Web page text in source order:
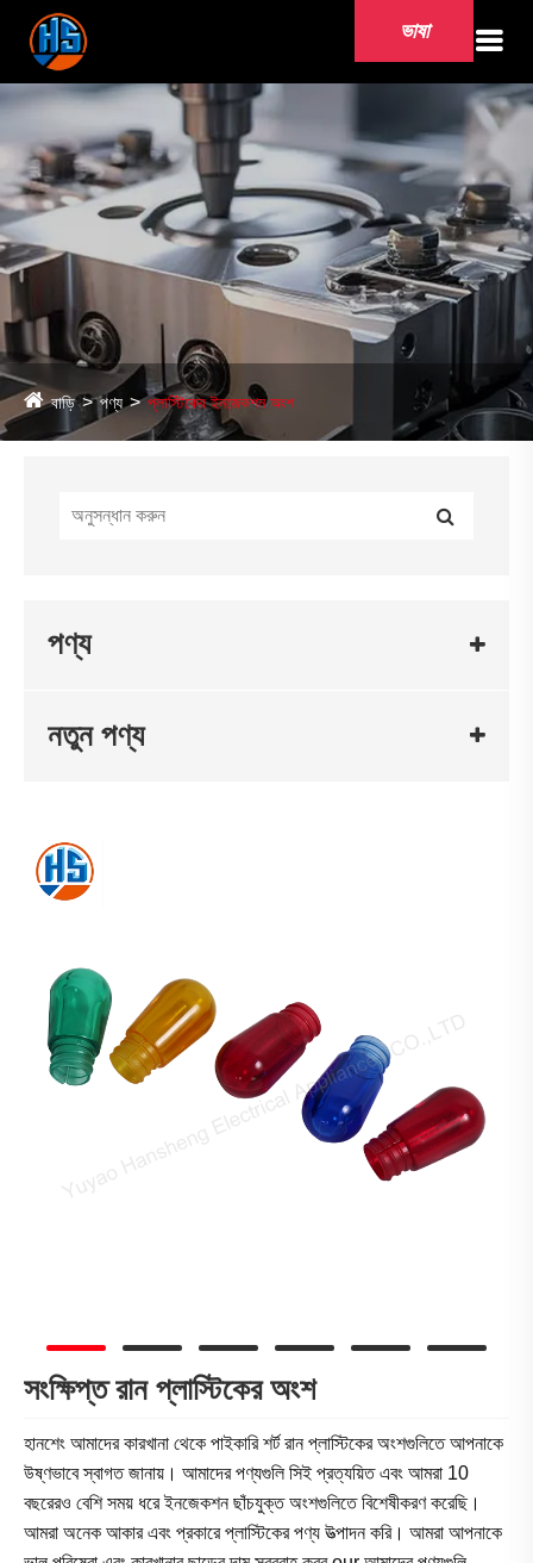
ভাষা
বাড়ি পণ্য প্লাস্টিকের ইনজেকশন অংশ
পণ্য
নতুন পণ্য
সংক্ষিপ্ত রান প্লাস্টিকের অংশ
হানশেং আমাদের কারখানা থেকে পাইকারি শর্ট রান প্লাস্টিকের অংশগুলিতে আপনাকে
উষ্ণভাবে স্বাগত জানায়। আমাদের পণ্যগুলি সিই প্রত্যয়িত এবং আমরা 10
বছরেরও বেশি সময় ধরে ইনজেকশন ছাঁচযুক্ত অংশগুলিতে বিশেষীকরণ করেছি।
আমরা অনেক আকার এবং প্রকারে প্লাস্টিকের পণ্য উত্পাদন করি। আমরা আপনাকে